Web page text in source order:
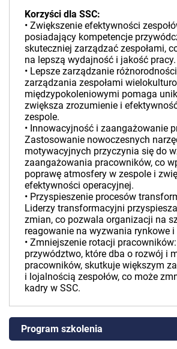
Korzyści dla SSC:
• Zwiększenie efektywności
posiadający kompetencje
skuteczniej zarządzać zespołami,
na lepszą wydajność i jakość pracy.
• Lepsze zarządzanie
zarządzania zespołami
międzypokoleniowymi pomaga
zwiększa zrozumienie i
zespole.
• Innowacyjność i zaangażowanie
Zastosowanie nowoczesnych
motywacyjnych przyczynia się do
zaangażowania pracowników, co
poprawę atmosfery w zespole i
efektywności operacyjnej.
• Przyspieszenie procesów
Liderzy transformacyjni
zmian, co pozwala organizacji na
reagowanie na wyzwania rynkowe i
• Zmniejszenie rotacji
przywództwo, które dba o rozwój i
pracowników, skutkuje większym
i lojalnością zespołów, co może
kadry w SSC.
Program szkolenia